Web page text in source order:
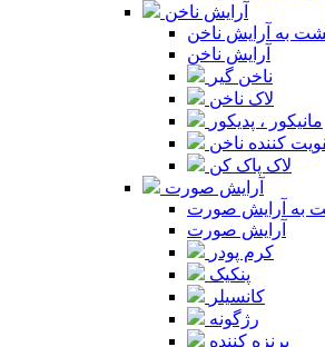
آرایش ناخن
به آرایش ناخن
آرایش ناخن
ناخن گیر
لاک ناخن
مانیکور ، پدیکور
کننده ناخن
لاک پاک کن
آرایش صورت
به آرایش صورت
آرایش صورت
کرم پودر
پنکیک
کانسیلر
رژگونه
برنزه کننده